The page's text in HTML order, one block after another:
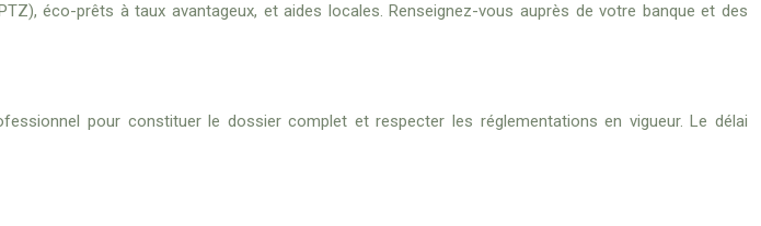
éco-prêts à taux avantageux, et aides locales. Renseignez-vous auprès de votre banque et des
pour constituer le dossier complet et respecter les réglementations en vigueur. Le délai